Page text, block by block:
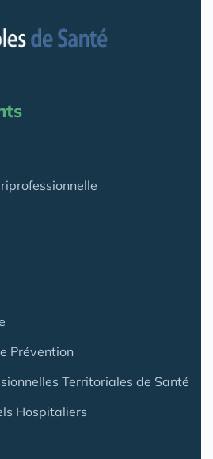
Prévention
Territoriales de Santé
Hospitaliers